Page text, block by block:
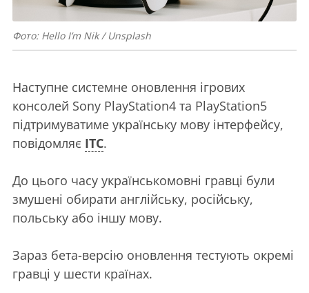
Фото: Hello I’m Nik / Unsplash
Наступне системне оновлення ігрових
консолей Sony PlayStation4 та PlayStation5
підтримуватиме українську мову інтерфейсу,
повідомляє ITC.
До цього часу українськомовні гравці були
змушені обирати англійську, російську,
польську або іншу мову.
Зараз бета-версію оновлення тестують окремі
гравці у шести країнах.